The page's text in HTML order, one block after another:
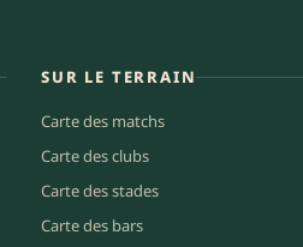
SUR LE TERRAIN
Carte des matchs
Carte des clubs
Carte des stades
Carte des bars